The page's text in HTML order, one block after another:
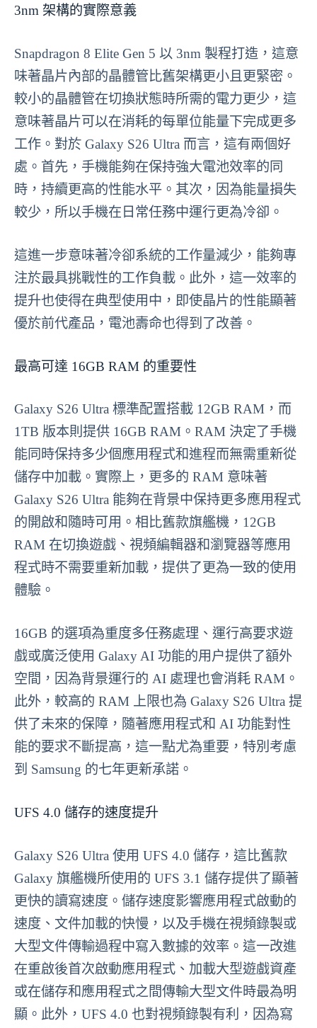
3nm 架構的實際意義
Snapdragon 8 Elite Gen 5 以 3nm 製程打造，這意
味著晶片內部的晶體管比舊架構更小且更緊密。
較小的晶體管在切換狀態時所需的電力更少，這
意味著晶片可以在消耗的每單位能量下完成更多
工作。對於 Galaxy S26 Ultra 而言，這有兩個好
處。首先，手機能夠在保持強大電池效率的同
時，持續更高的性能水平。其次，因為能量損失
較少，所以手機在日常任務中運行更為冷卻。
這進一步意味著冷卻系統的工作量減少，能夠專
注於最具挑戰性的工作負載。此外，這一效率的
提升也使得在典型使用中，即使晶片的性能顯著
優於前代產品，電池壽命也得到了改善。
最高可達 16GB RAM 的重要性
Galaxy S26 Ultra 標準配置搭載 12GB RAM，而
1TB 版本則提供 16GB RAM。RAM 決定了手機
能同時保持多少個應用程式和進程而無需重新從
儲存中加載。實際上，更多的 RAM 意味著
Galaxy S26 Ultra 能夠在背景中保持更多應用程式
的開啟和隨時可用。相比舊款旗艦機，12GB
RAM 在切換遊戲、視頻編輯器和瀏覽器等應用
程式時不需要重新加載，提供了更為一致的使用
體驗。
16GB 的選項為重度多任務處理、運行高要求遊
戲或廣泛使用 Galaxy AI 功能的用户提供了額外
空間，因為背景運行的 AI 處理也會消耗 RAM。
此外，較高的 RAM 上限也為 Galaxy S26 Ultra 提
供了未來的保障，隨著應用程式和 AI 功能對性
能的要求不斷提高，這一點尤為重要，特別考慮
到 Samsung 的七年更新承諾。
UFS 4.0 儲存的速度提升
Galaxy S26 Ultra 使用 UFS 4.0 儲存，這比舊款
Galaxy 旗艦機所使用的 UFS 3.1 儲存提供了顯著
更快的讀寫速度。儲存速度影響應用程式啟動的
速度、文件加載的快慢，以及手機在視頻錄製或
大型文件傳輸過程中寫入數據的效率。這一改進
在重啟後首次啟動應用程式、加載大型遊戲資產
或在儲存和應用程式之間傳輸大型文件時最為明
顯。此外，UFS 4.0 也對視頻錄製有利，因為寫